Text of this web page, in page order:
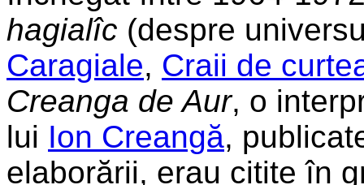
hagialîc (despre
Caragiale, Craii de
Creanga de Aur, o
lui Ion Creangă,
elaborării, erau citite în